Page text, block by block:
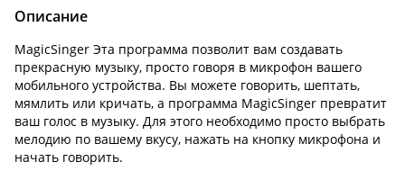
Описание
MagicSinger Эта программа позволит вам создавать
прекрасную музыку, просто говоря в микрофон вашего
мобильного устройства. Вы можете говорить, шептать,
мямлить или кричать, а программа MagicSinger превратит
ваш голос в музыку. Для этого необходимо просто выбрать
мелодию по вашему вкусу, нажать на кнопку микрофона и
начать говорить.